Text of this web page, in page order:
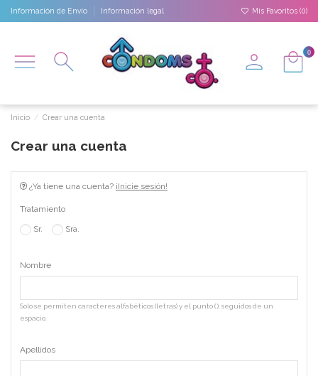
Información de Envío Información legal Mis Favoritos (0)
0
Inicio Crear una cuenta
Crear una cuenta
¿Ya tiene una cuenta? ¡Inicie sesión!
Tratamiento
Sr. Sra.
Nombre
Solo se permiten caracteres alfabéticos (letras) y el punto (.), seguidos de un
espacio.
Apellidos